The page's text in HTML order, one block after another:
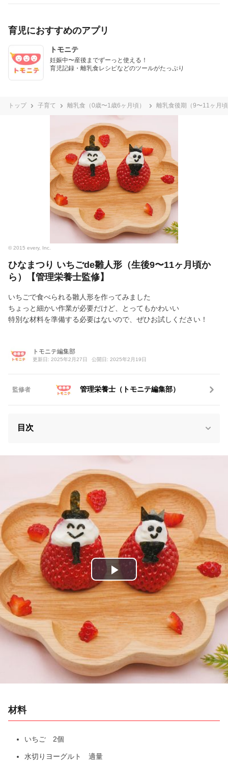
育児におすすめのアプリ
トモニテ
妊娠中〜産後までずーっと使える！
育児記録・離乳食レシピなどのツールがたっぷり
トップ 子育て 離乳食（0歳〜1歳6ヶ月頃） 離乳食後期（9〜11ヶ月
© 2015 every, Inc.
ひなまつり いちごde雛人形（生後9〜11ヶ月頃か
ら）【管理栄養士監修】
いちごで食べられる雛人形を作ってみました
ちょっと細かい作業が必要だけど、とってもかわいい
特別な材料を準備する必要はないので、ぜひお試しください！
トモニテ編集部
更新日: 2025年2月27日 公開日: 2025年2月19日
監修者 管理栄養士（トモニテ編集部）
目次
P
l
a
y
V
d
材料
いちご 2個
水切りヨーグルト 適量